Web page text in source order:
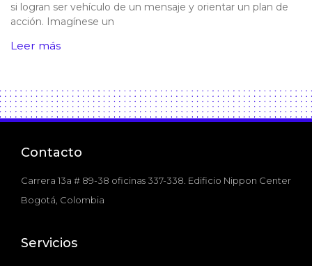
si logran ser vehículo de un mensaje y orientar un plan de
acción. Imagínese un
Leer más
Contacto
Carrera 13a # 89-38 oficinas 337-338. Edificio Nippon Center
Bogotá, Colombia
Servicios